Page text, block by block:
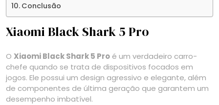
Conclusão
Xiaomi Black Shark 5 Pro
O Xiaomi Black Shark 5 Pro é um verdadeiro carro-
chefe quando se trata de dispositivos focados em
jogos. Ele possui um design agressivo e elegante, além
de componentes de última geração que garantem um
desempenho imbatível.